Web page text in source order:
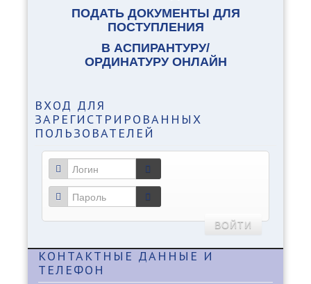
ПОДАТЬ ДОКУМЕНТЫ ДЛЯ
ПОСТУПЛЕНИЯ
В АСПИРАНТУРУ/
ОРДИНАТУРУ ОНЛАЙН
ВХОД ДЛЯ
ЗАРЕГИСТРИРОВАННЫХ
ПОЛЬЗОВАТЕЛЕЙ
ВОЙТИ
КОНТАКТНЫЕ ДАННЫЕ И
ТЕЛЕФОН